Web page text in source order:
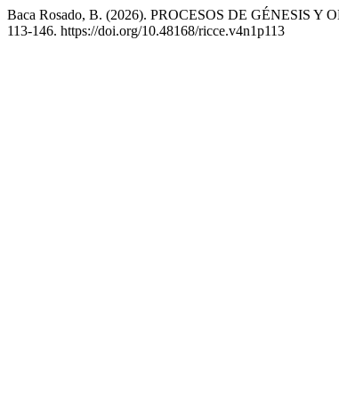
Baca Rosado, B. (2026). PROCESOS DE GÉNESIS
113-146. https://doi.org/10.48168/ricce.v4n1p113